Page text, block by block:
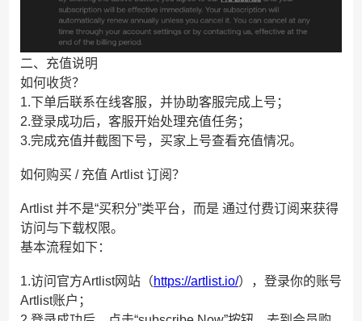
二、充值说明
如何收货？
1.下单后联系在线客服，并协助客服完成上号；
2.登录成功后，客服开始处理充值任务；
3.完成充值并截图下号，买家上号查看充值情况。
如何购买 / 充值 Artlist 订阅？
Artlist 并不是“买积分”类平台，而是 通过付费订阅来获得
访问与下载权限。
基本流程如下：
1.访问官方Artlist网站（https://artlist.io/），登录你的账号
Artlist账户；